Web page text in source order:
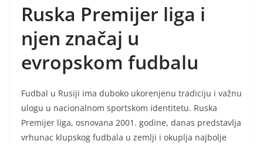
Ruska Premijer liga i
njen značaj u
evropskom fudbalu
Fudbal u Rusiji ima duboko ukorenjenu tradiciju i važnu
ulogu u nacionalnom sportskom identitetu. Ruska
Premijer liga, osnovana 2001. godine, danas predstavlja
vrhunac klupskog fudbala u zemlji i okuplja najbolje